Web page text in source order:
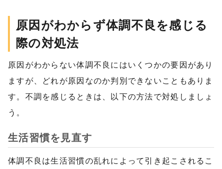
原因がわからず体調不良を感じる
際の対処法
原因がわからない体調不良にはいくつかの要因があり
ますが、どれが原因なのか判別できないこともありま
す。不調を感じるときは、以下の方法で対処しましょ
う。
生活習慣を見直す
体調不良は生活習慣の乱れによって引き起こされるこ